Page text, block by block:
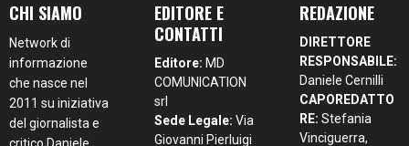
CHI SIAMO
Network di
informazione
che nasce nel
2011 su iniziativa
del giornalista e
EDITORE E
CONTATTI
Editore: MD
COMUNICATION
srl
Sede Legale: Via
Giovanni Pierluigi
REDAZIONE
DIRETTORE
RESPONSABILE:
Daniele Cernilli
CAPOREDATTO
RE: Stefania
Vinciguerra,